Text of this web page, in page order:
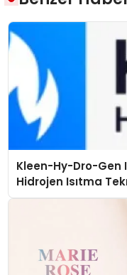
Kleen-Hy-Dro-Gen
Hidrojen Isıtma
Düzenleyici